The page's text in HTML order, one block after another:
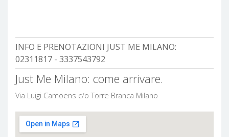
INFO E PRENOTAZIONI JUST ME MILANO:
02311817 - 3337543792
Just Me Milano: come arrivare.
Via Luigi Camoens c/o Torre Branca Milano